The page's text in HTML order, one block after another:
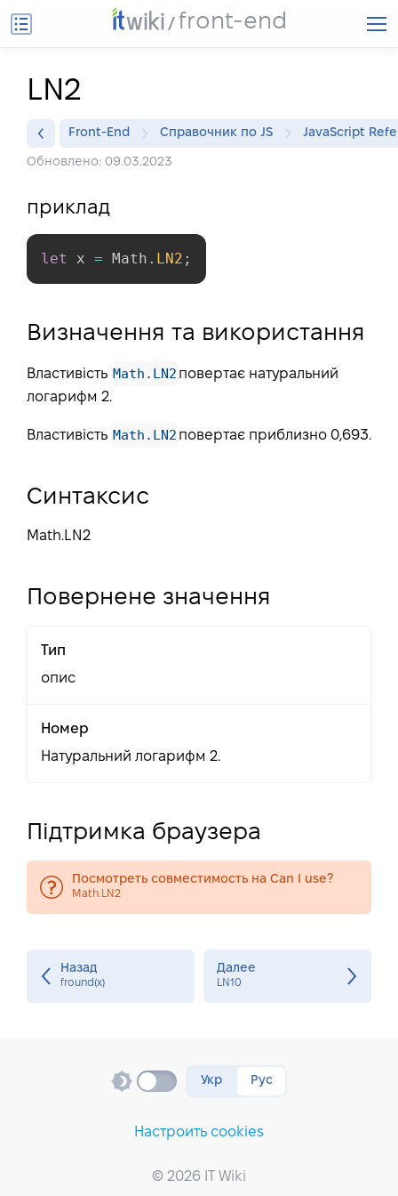
front-end
LN2
Front-End Справочник по JS JavaScript
Обновлено: 09.03.2023
приклад
let x = Math . LN2 ;
Визначення та використання
Властивість Math.LN2 повертає натуральний
логарифм 2.
Властивість Math.LN2 повертає приблизно 0,693.
Синтаксис
Math.LN2
Повернене значення
Тип
опис
Номер
Натуральний логарифм 2.
Підтримка браузера
Посмотреть совместимость на Can I use?
Math.LN2
Назад
fround(x)
Далее
LN10
Настроить cookies
© 2026 IT Wiki
Укр Рус